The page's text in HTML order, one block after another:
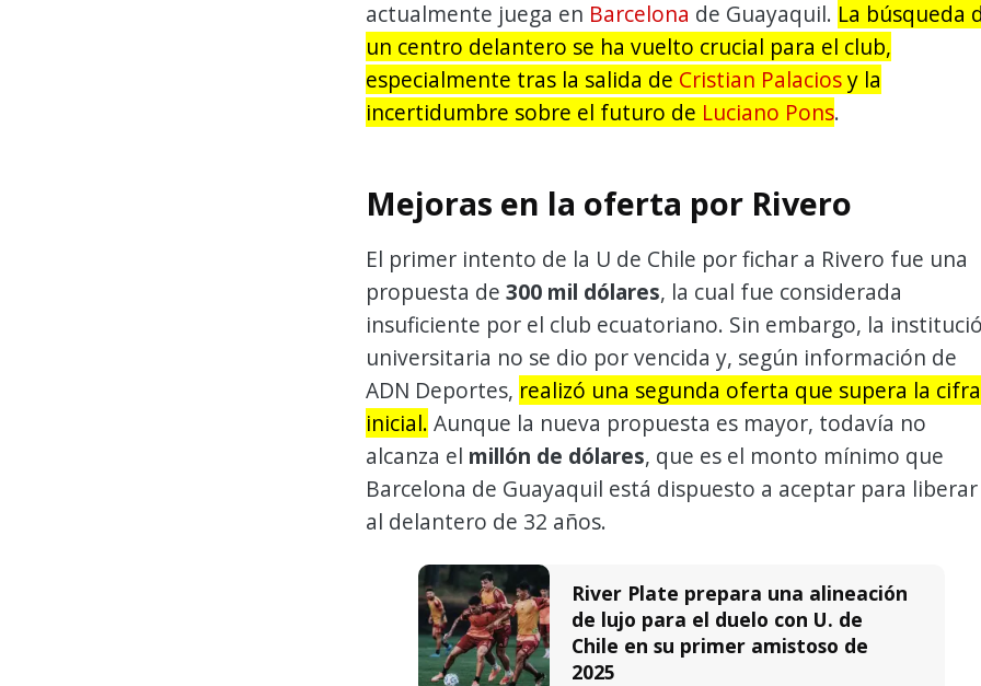
actualmente juega en Barcelona de Guayaquil. La búsqueda
un centro delantero se ha vuelto crucial para el club,
especialmente tras la salida de Cristian Palaciosy la
incertidumbre sobre el futuro de Luciano Pons.
Mejoras en la oferta por Rivero
El primer intento de la U de Chile por fichar a Rivero fue una
propuesta de 300 mil dólares, la cual fue considerada
insuficiente por el club ecuatoriano. Sin embargo, la
universitaria no se dio por vencida y, según información de
ADN Deportes, realizó una segunda oferta que supera la cifra
inicial. Aunque la nueva propuesta es mayor, todavía no
alcanza el millón de dólares, que es el monto mínimo que
Barcelona de Guayaquil está dispuesto a aceptar para liberar
al delantero de 32 años.
River Plate prepara una alineación
de lujo para el duelo con U. de
Chile en su primer amistoso de
2025